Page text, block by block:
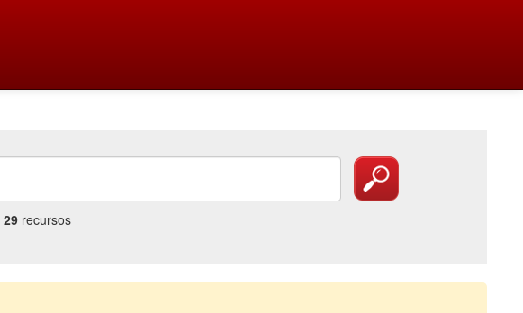
29 recursos